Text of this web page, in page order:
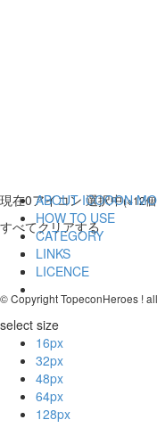
現在0アイコン 選択中(※12
すべてクリアする
select size
16px
32px
48px
64px
128px
ABOUT ICOOON
HOW TO USE
CATEGORY
LINKS
LICENCE
© Copyright TopeconHeroes !